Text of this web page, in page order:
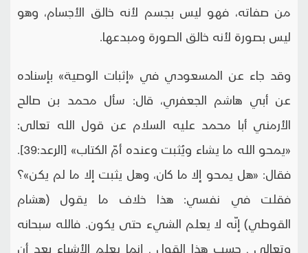
من صفاته، فهو ليس بجسم لأنه خالق الأجسام، وهو
ليس بصورة لأنه خالق الصورة ومبدعها.
وقد جاء عن المسعودي في «إثبات الوصية» بإسناده
عن أبي هاشم الجعفري، قال: سأل محمد بن صالح
الأرمني أبا محمد عليه السلام عن قول الله تعالى:
«يمحو الله ما يشاء ويُثبت وعنده أمّ الكتاب» [الرعد:39].
فقال: «هل يمحو إلا ما كان، وهل يثبت إلا ما لم يكن»؟
فقلت في نفسي: هذا خلاف ما يقول (هشام
القوطي) إنّه لا يعلم الشي‏ء حتى يكون. فالله سبحانه
وتعالى ـ حسب هذا القول ـ إنما يعلم الأشياء بعد أن